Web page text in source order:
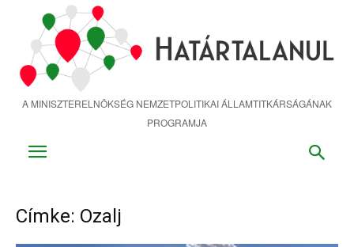
tartalomra
A MINISZTERELNÖKSÉG NEMZETPOLITIKAI ÁLLAMTITKÁRSÁGÁNAK
PROGRAMJA
Címke: Ozalj